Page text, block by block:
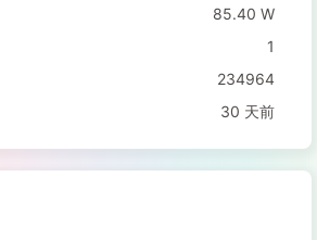
85.40 W
1
234964
30 天前